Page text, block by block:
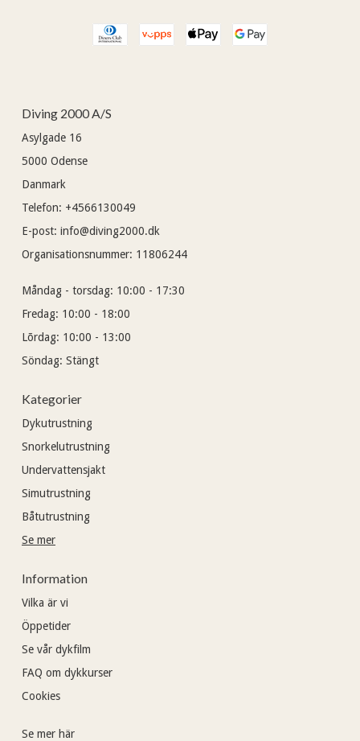
Diving 2000 A/S
Asylgade 16
5000 Odense
Danmark
Telefon: +4566130049
E-post: info@diving2000.dk
Organisationsnummer: 11806244
Måndag - torsdag: 10:00 - 17:30
Fredag: 10:00 - 18:00
Lõrdag: 10:00 - 13:00
Söndag: Stängt
Kategorier
Dykutrustning
Snorkelutrustning
Undervattensjakt
Simutrustning
Båtutrustning
Se mer
Information
Vilka är vi
Öppetider
Se vår dykfilm
FAQ om dykkurser
Cookies
Se mer här